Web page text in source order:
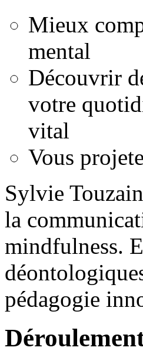
Mieux
mental
Découvrir
votre
vital
Vous
Sylvie
la
mindfulness.
pédagogie